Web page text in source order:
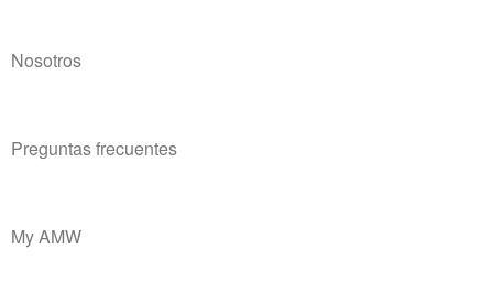
Nosotros
Preguntas frecuentes
My AMW